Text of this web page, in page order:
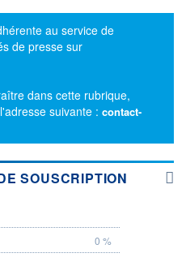
au service de
de presse sur
dans cette rubrique,
suivante : contact-
SOUSCRIPTION
0 %